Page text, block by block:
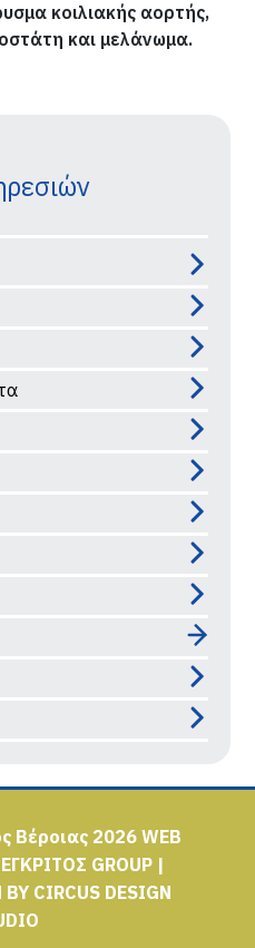
κοιλιακής αορτής,
και μελάνωμα.
Βέροιας 2026 WEB
ΕΓΚΡΙΤΟΣ GROUP|
BY CIRCUS DESIGN